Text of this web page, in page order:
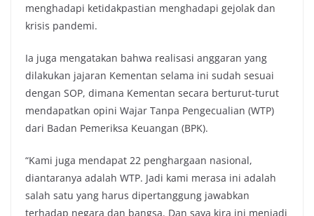
menghadapi ketidakpastian menghadapi gejolak dan
krisis pandemi.
Ia juga mengatakan bahwa realisasi anggaran yang
dilakukan jajaran Kementan selama ini sudah sesuai
dengan SOP, dimana Kementan secara berturut-turut
mendapatkan opini Wajar Tanpa Pengecualian (WTP)
dari Badan Pemeriksa Keuangan (BPK).
“Kami juga mendapat 22 penghargaan nasional,
diantaranya adalah WTP. Jadi kami merasa ini adalah
salah satu yang harus dipertanggung jawabkan
terhadap negara dan bangsa. Dan saya kira ini menjadi